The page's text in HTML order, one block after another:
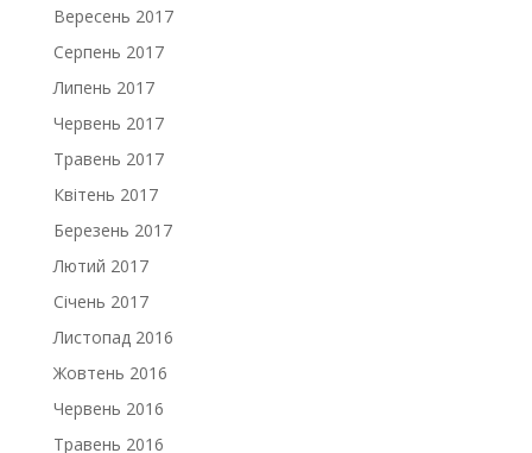
Вересень 2017
Серпень 2017
Липень 2017
Червень 2017
Травень 2017
Квітень 2017
Березень 2017
Лютий 2017
Січень 2017
Листопад 2016
Жовтень 2016
Червень 2016
Травень 2016